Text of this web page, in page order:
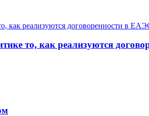
то, как реализуются